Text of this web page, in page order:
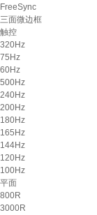
FreeSync
三面微边框
触控
320Hz
75Hz
60Hz
500Hz
240Hz
200Hz
180Hz
165Hz
144Hz
120Hz
100Hz
平面
800R
3000R